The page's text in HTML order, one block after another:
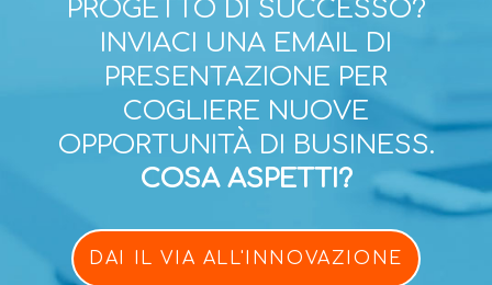
PROGETTO DI SUCCESSO?
INVIACI UNA EMAIL DI
PRESENTAZIONE PER
COGLIERE NUOVE
OPPORTUNITÀ DI BUSINESS.
COSA ASPETTI?
DAI IL VIA ALL'INNOVAZIONE